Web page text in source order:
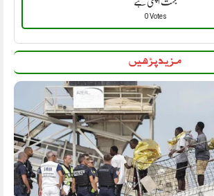
0 Votes
مزید پڑھیں